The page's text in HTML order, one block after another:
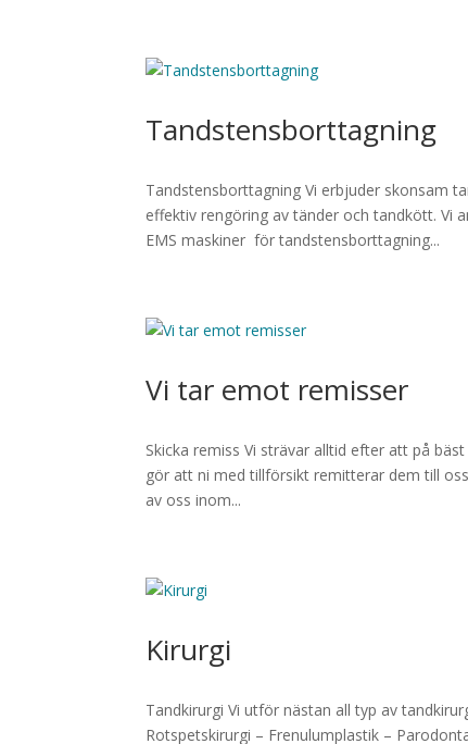
Tandstensborttagning
Tandstensborttagning Vi erbjuder skonsam
effektiv rengöring av tänder och tandkött. Vi
EMS maskiner för tandstensborttagning...
Vi tar emot remisser
Skicka remiss Vi strävar alltid efter att på
gör att ni med tillförsikt remitterar dem till
av oss inom...
Kirurgi
Tandkirurgi Vi utför nästan all typ av
Rotspetskirurgi – Frenulumplastik –